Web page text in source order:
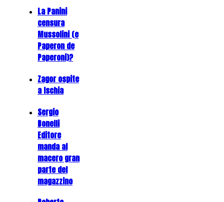
La Panini
censura
Mussolini (e
Paperon de
Paperoni)?
Zagor ospite
a Ischia
Sergio
Bonelli
Editore
manda al
macero gran
parte del
magazzino